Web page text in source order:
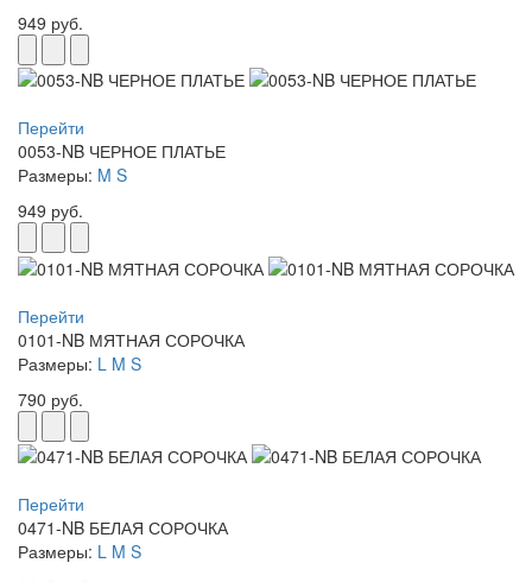
949 руб.
Перейти
0053-NB ЧЕРНОЕ ПЛАТЬЕ
Размеры: M S
949 руб.
Перейти
0101-NB МЯТНАЯ СОРОЧКА
Размеры: L M S
790 руб.
Перейти
0471-NB БЕЛАЯ СОРОЧКА
Размеры: L M S